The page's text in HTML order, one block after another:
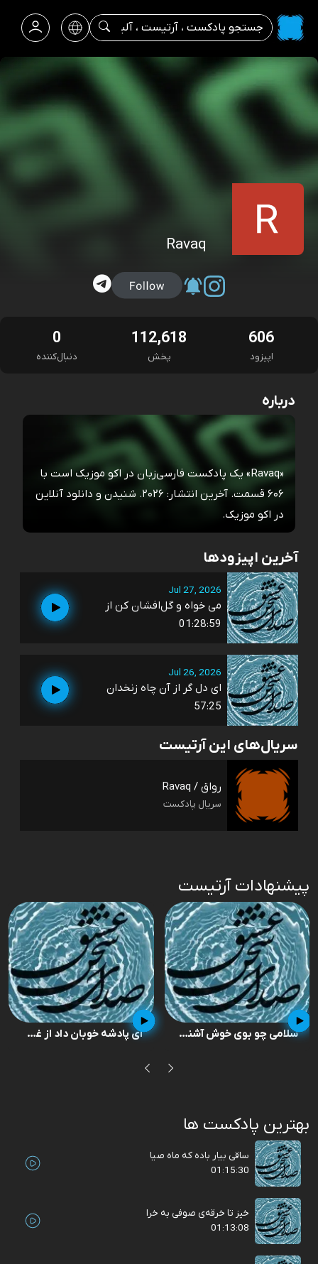
Ravaq
606
اپیزود
112,618
پخش
0
دنبال‌کننده
درباره
«Ravaq» یک پادکست فارسی‌زبان در اکو موزیک است با
۶۰۶ قسمت. آخرین انتشار: ۲۰۲۶. شنیدن و دانلود آنلاین
در اکو موزیک.
آخرین اپیزودها
Jul 27, 2026
می خواه و گل‌افشان کن از
01:28:59
Jul 26, 2026
ای دل گر از آن چاه زنخدان
57:25
سریال‌های این آرتیست
رواق / Ravaq
سریال پادکست
پیشنهادات آرتیست
سلامی چو بوی خوش آشنایی ۴۹۲ به چشم کرده‌ام ابروی ماه‌سیمایی ۴۹۱
بهترین پادکست ها
ساقی بیار باده که ماه صیا
01:15:30
خیز تا خرقه‌ی صوفی به خرا
01:13:08